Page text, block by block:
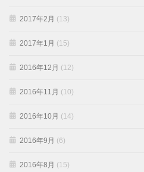
2017年2月 (13)
2017年1月 (15)
2016年12月 (12)
2016年11月 (10)
2016年10月 (14)
2016年9月 (6)
2016年8月 (15)